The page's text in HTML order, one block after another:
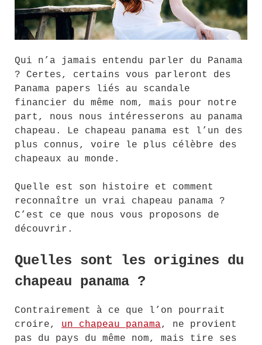
Qui n’a jamais entendu parler du Panama
? Certes, certains vous parleront des
Panama papers liés au scandale
financier du même nom, mais pour notre
part, nous nous intéresserons au panama
chapeau. Le chapeau panama est l’un des
plus connus, voire le plus célèbre des
chapeaux au monde.
Quelle est son histoire et comment
reconnaître un vrai chapeau panama ?
C’est ce que nous vous proposons de
découvrir.
Quelles sont les origines du
chapeau panama ?
Contrairement à ce que l’on pourrait
croire, un chapeau panama, ne provient
pas du pays du même nom, mais tire ses